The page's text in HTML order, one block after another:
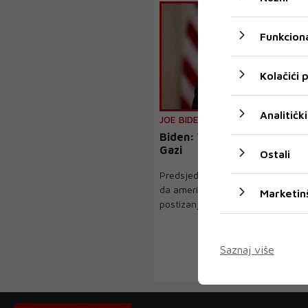
JOE BIDEN
Biden: Vrijeme je da se
Gazi
Predsjednik Joe Biden izjavio je
da američki posrednici napreduju
postizanju sporazu...
Kolačići
Analitički
Ostali
Saznaj više